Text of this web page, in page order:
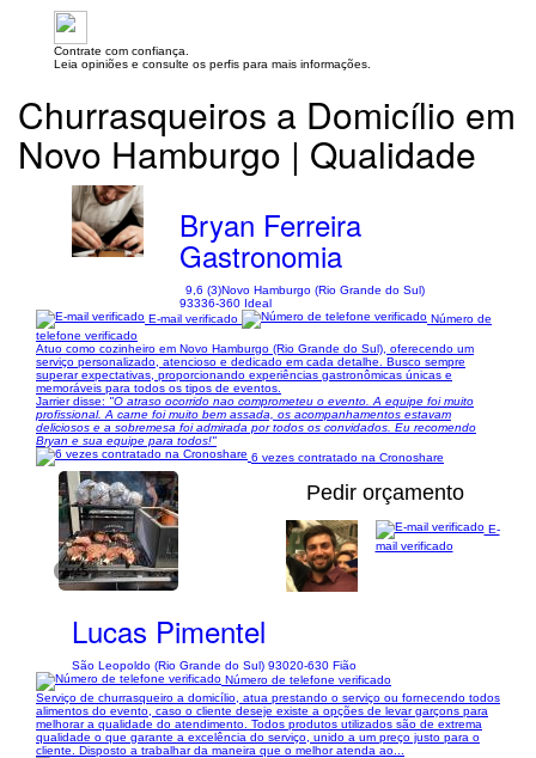
Contrate com confiança.
Leia opiniões e consulte os perfis para mais informações.
Churrasqueiros a Domicílio em
Novo Hamburgo | Qualidade
Bryan Ferreira
Gastronomia
9,6 (3)Novo Hamburgo (Rio Grande do Sul)
93336-360 Ideal
E-mail verificado
Número de
telefone verificado
Atuo como cozinheiro em Novo Hamburgo (Rio Grande do Sul), oferecendo um
serviço personalizado, atencioso e dedicado em cada detalhe. Busco sempre
superar expectativas, proporcionando experiências gastronômicas únicas e
memoráveis para todos os tipos de eventos.
Jarrier disse: "O atraso ocorrido nao comprometeu o evento. A equipe foi muito
profissional. A carne foi muito bem assada, os acompanhamentos estavam
deliciosos e a sobremesa foi admirada por todos os convidados. Eu recomendo
Bryan e sua equipe para todos!"
6 vezes contratado na Cronoshare
1/45
Pedir orçamento
Lucas Pimentel
São Leopoldo (Rio Grande do Sul) 93020-630 Fião
E-
mail verificado
Número de telefone verificado
Serviço de churrasqueiro a domicílio, atua prestando o serviço ou fornecendo todos
alimentos do evento, caso o cliente deseje existe a opções de levar garçons para
melhorar a qualidade do atendimento. Todos produtos utilizados são de extrema
qualidade o que garante a excelência do serviço, unido a um preço justo para o
cliente. Disposto a trabalhar da maneira que o melhor atenda ao...